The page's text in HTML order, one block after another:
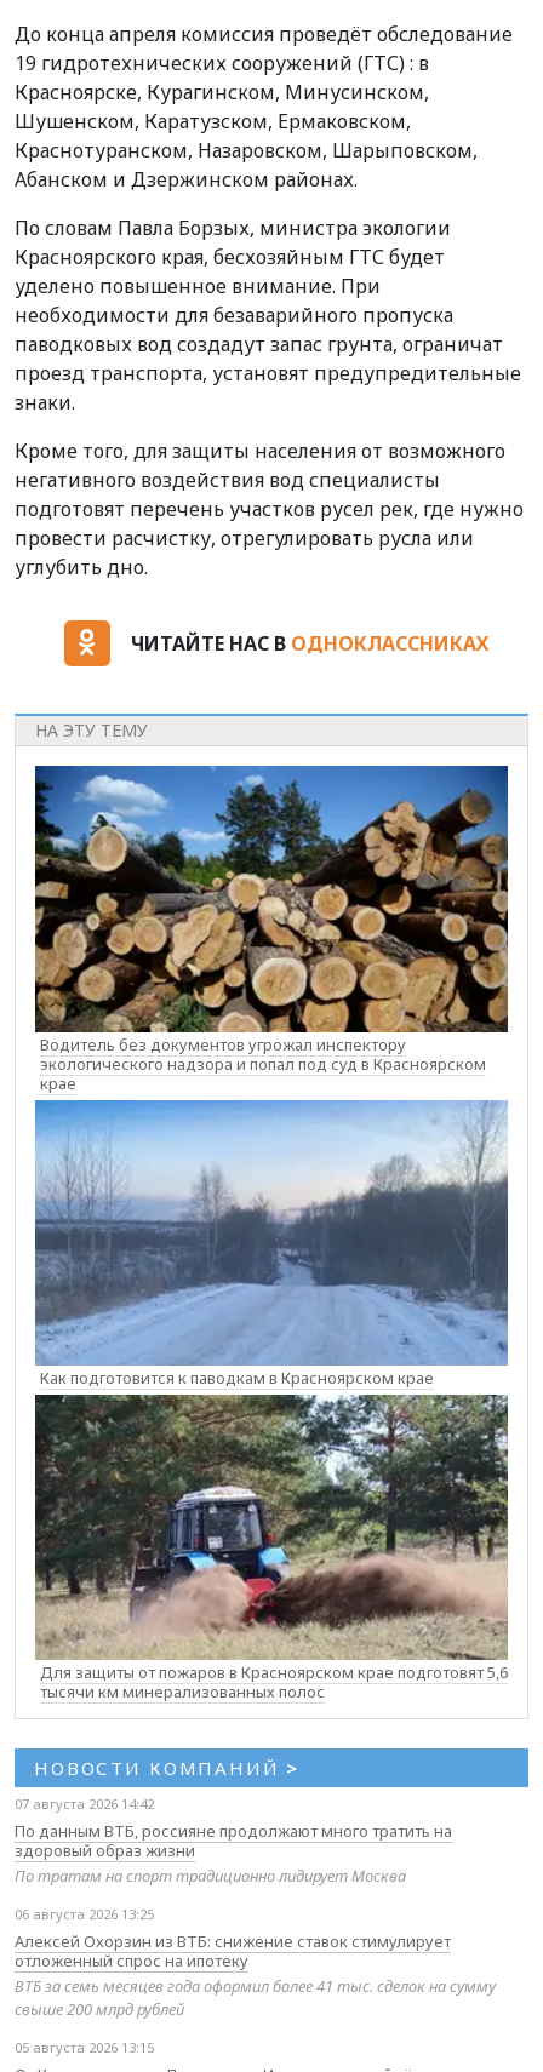
До конца апреля комиссия проведёт обследование
19 гидротехнических сооружений (ГТС) : в
Красноярске, Курагинском, Минусинском,
Шушенском, Каратузском, Ермаковском,
Краснотуранском, Назаровском, Шарыповском,
Абанском и Дзержинском районах.
По словам Павла Борзых, министра экологии
Красноярского края, бесхозяйным ГТС будет
уделено повышенное внимание. При
необходимости для безаварийного пропуска
паводковых вод создадут запас грунта, ограничат
проезд транспорта, установят предупредительные
знаки.
Кроме того, для защиты населения от возможного
негативного воздействия вод специалисты
подготовят перечень участков русел рек, где нужно
провести расчистку, отрегулировать русла или
углубить дно.
ЧИТАЙТЕ НАС В ОДНОКЛАССНИКАХ
НА ЭТУ ТЕМУ
Водитель без документов угрожал инспектору
экологического надзора и попал под суд в Красноярском
крае
Как подготовится к паводкам в Красноярском крае
Для защиты от пожаров в Красноярском крае подготовят 5,6
тысячи км минерализованных полос
НОВОСТИ КОМПАНИЙ >
07 августа 2026 14:42
По данным ВТБ, россияне продолжают много тратить на
здоровый образ жизни
По тратам на спорт традиционно лидирует Москва
06 августа 2026 13:25
Алексей Охорзин из ВТБ: снижение ставок стимулирует
отложенный спрос на ипотеку
ВТБ за семь месяцев года оформил более 41 тыс. сделок на сумму
свыше 200 млрд рублей
05 августа 2026 13:15